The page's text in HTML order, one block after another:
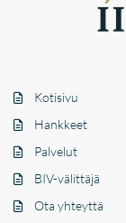
Kotisivu
Hankkeet
Palvelut
BIV-välittäjä
Ota yhteyttä